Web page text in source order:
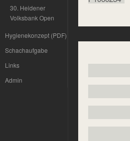
30. Heidener
Volksbank Open
Hygienekonzept (PDF)
Schachaufgabe
Links
Admin